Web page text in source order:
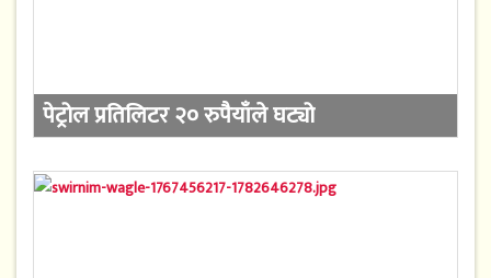
पेट्रोल प्रतिलिटर २० रुपैयाँले घट्यो